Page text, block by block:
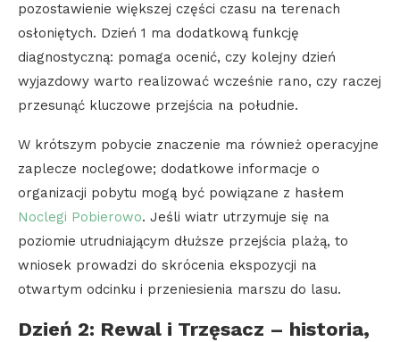
pozostawienie większej części czasu na terenach
osłoniętych. Dzień 1 ma dodatkową funkcję
diagnostyczną: pomaga ocenić, czy kolejny dzień
wyjazdowy warto realizować wcześnie rano, czy raczej
przesunąć kluczowe przejścia na południe.
W krótszym pobycie znaczenie ma również operacyjne
zaplecze noclegowe; dodatkowe informacje o
organizacji pobytu mogą być powiązane z hasłem
Noclegi Pobierowo. Jeśli wiatr utrzymuje się na
poziomie utrudniającym dłuższe przejścia plażą, to
wniosek prowadzi do skrócenia ekspozycji na
otwartym odcinku i przeniesienia marszu do lasu.
Dzień 2: Rewal i Trzęsacz – historia,